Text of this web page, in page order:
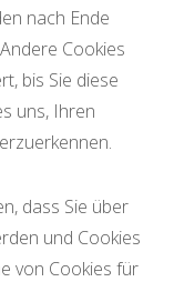
nach Ende
Cookies
bis Sie diese
uns, Ihren
dass Sie über
und Cookies
von Cookies für